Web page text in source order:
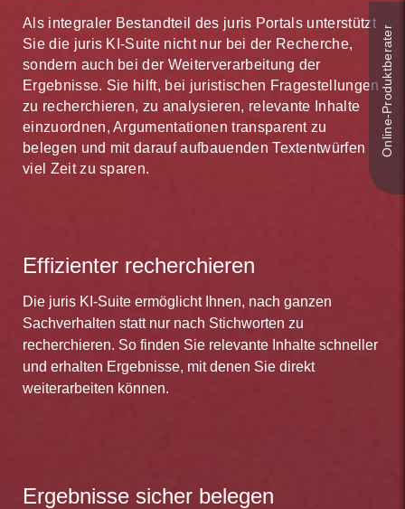
Als integraler Bestandteil des juris Portals unterstützt
Sie die juris KI-Suite nicht nur bei der Recherche,
sondern auch bei der Weiterverarbeitung der
Ergebnisse. Sie hilft, bei juristischen Fragestellungen
zu recherchieren, zu analysieren, relevante Inhalte
einzuordnen, Argumentationen transparent zu
belegen und mit darauf aufbauenden Textentwürfen
viel Zeit zu sparen.
Effizienter recherchieren
Die juris KI-Suite ermöglicht Ihnen, nach ganzen
Sachverhalten statt nur nach Stichworten zu
recherchieren. So finden Sie relevante Inhalte schneller
und erhalten Ergebnisse, mit denen Sie direkt
weiterarbeiten können.
Ergebnisse sicher belegen
Online-Produkt­berater